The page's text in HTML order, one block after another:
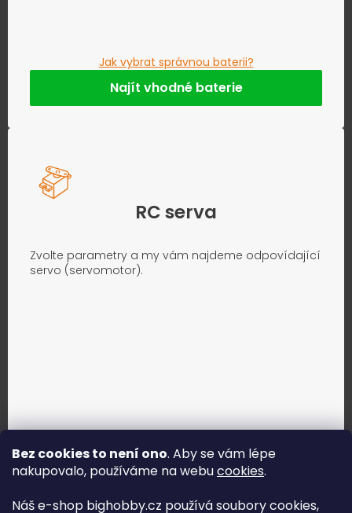
Bez cookies to není ono. Aby se vám lépe
nakupovalo, používáme na webucookies.
Náš e-shop bighobby.cz používá soubory cookies,
Jak vybrat správnou baterii?
Najít vhodné baterie
RC serva
Zvolte parametry a my vám najdeme odpovídající
servo (servomotor).
Jak vybrat správné servo?